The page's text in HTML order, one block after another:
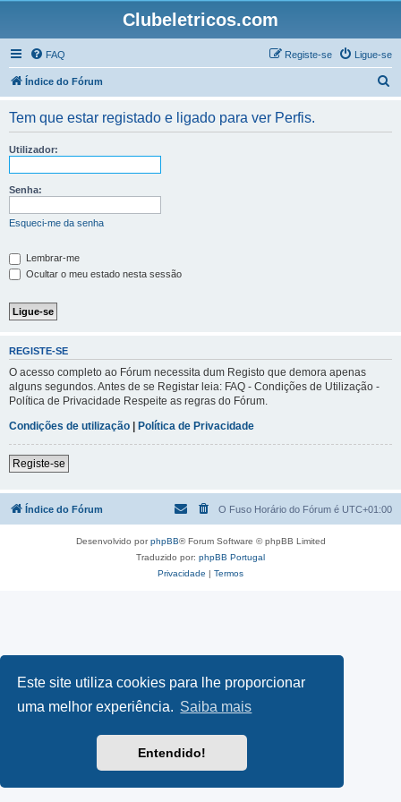
Este site utiliza cookies para lhe proporcionar
uma melhor experiência. Saiba mais
Entendido!
Clubeletricos.com
FAQ Ligue-se
Registe-se
Índice do Fórum
Tem que estar registado e ligado para ver Perfis.
Utilizador:
Senha:
Esqueci-me da senha
Lembrar-me
Ocultar o meu estado nesta sessão
REGISTE-SE
O acesso completo ao Fórum necessita dum Registo que demora apenas
alguns segundos. Antes de se Registar leia: FAQ - Condições de Utilização -
Política de Privacidade Respeite as regras do Fórum.
Condições de utilização | Política de Privacidade
Registe-se
Índice do Fórum O Fuso Horário do Fórum é UTC+01:00
Desenvolvido porphpBB® Forum Software © phpBB Limited
Traduzido por: phpBB Portugal
Privacidade | Termos